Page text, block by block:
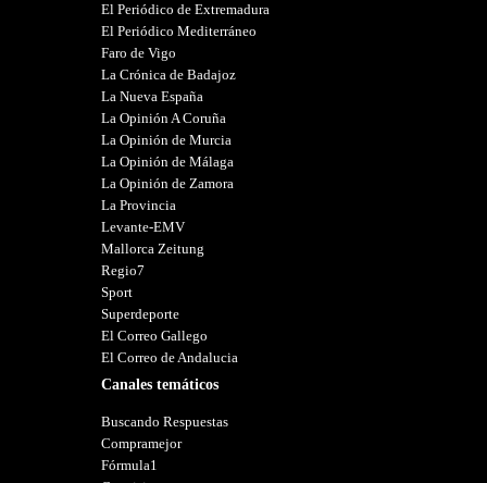
El Periódico de Extremadura
El Periódico Mediterráneo
Faro de Vigo
La Crónica de Badajoz
La Nueva España
La Opinión A Coruña
La Opinión de Murcia
La Opinión de Málaga
La Opinión de Zamora
La Provincia
Levante-EMV
Mallorca Zeitung
Regio7
Sport
Superdeporte
El Correo Gallego
El Correo de Andalucia
Canales temáticos
Buscando Respuestas
Compramejor
Fórmula1